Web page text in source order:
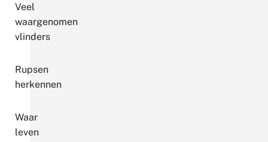
Veel
waargenomen
vlinders
Rupsen
herkennen
Waar
leven